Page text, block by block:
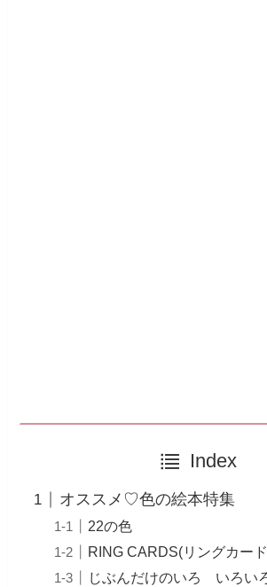
Index
オススメ♡色の絵本特集
22の色
RING CARDS(リングカー
じぶんだけのいろ いろい